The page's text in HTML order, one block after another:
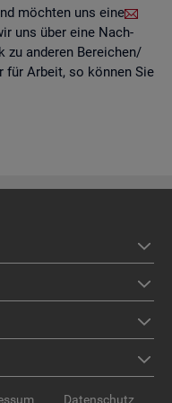
möch­ten uns eine
uns über eine Nach­
zu an­de­ren Be­rei­chen/
für Ar­beit, so kön­nen Sie
Datenschutz